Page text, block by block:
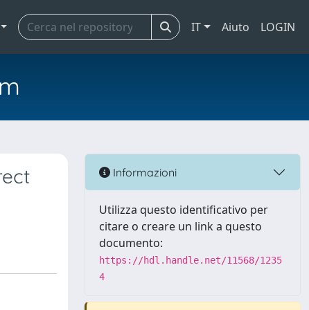
IT Aiuto LOGIN
Informazioni
Utilizza questo identificativo per
citare o creare un link a questo
documento:
https://hdl.handle.net/11568/1235
4